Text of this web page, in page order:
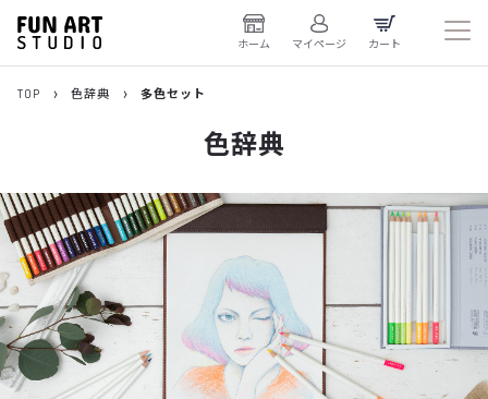
ホーム マイページ カート
TOP 色辞典 多色セット
色辞典